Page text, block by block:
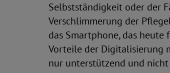
Selbstständigkeit oder der
Verschlimmerung der
das Smartphone, das
Vorteile der Digitalisierung
nur unterstützend und nicht